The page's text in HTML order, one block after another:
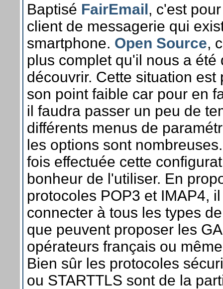
Baptisé FairEmail, c'est
client de messagerie qui
smartphone. Open Source,
plus complet qu'il nous a été
découvrir. Cette situation est
son point faible car pour en
il faudra passer un peu de
différents menus de
les options sont
fois effectuée cette
bonheur de l'utiliser. En
protocoles POP3 et IMAP4,
connecter à tous les types
que peuvent proposer les
opérateurs français ou
Bien sûr les protocoles
ou STARTTLS sont de la